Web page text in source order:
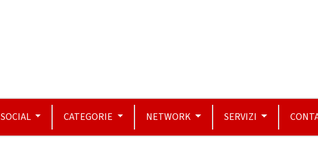
SOCIAL CATEGORIE NETWORK SERVIZI